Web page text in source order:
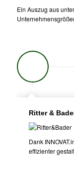
Ein Auszug aus
Ritter &
Dank
effizienter